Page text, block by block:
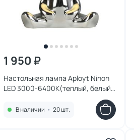
1 950 ₽
Настольная лампа Aployt Ninon
LED 3000-6400К(теплый, белый,
В наличии • 20 шт.